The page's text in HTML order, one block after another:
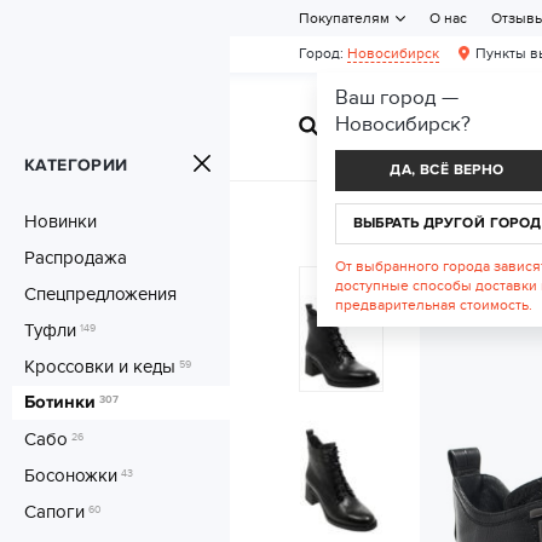
ЖЕНСКАЯ
Город: Новосибирск Пункты
Покупателям О нас
КАТЕГОРИИ
Новинки
Распродажа
Спецпредложения
Туфли 149
Кроссовки и кеды 59
Ботинки 307
Сабо 26
Босоножки 43
Сапоги 60
Ваш город —
Новосибирск?
ДА, ВСЁ ВЕРНО
ВЫБРАТЬ ДРУГОЙ ГОРОД
От выбранного города
доступные способы доставки
предварительная стоимость.